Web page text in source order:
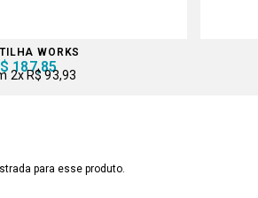
WORKS
187,85
2xR$ 93,93
para esse produto.